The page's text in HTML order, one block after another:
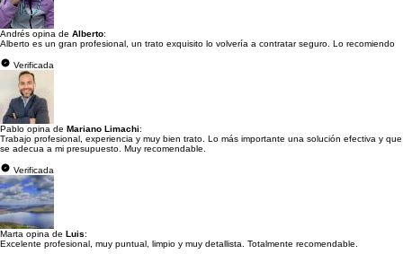
Andrés opina de Alberto:
Alberto es un gran profesional, un trato exquisito lo volvería a contratar seguro. Lo recomiendo
Verificada
Pablo opina de Mariano Limachi:
Trabajo profesional, experiencia y muy bien trato. Lo más importante una solución efectiva y que
se adecua a mi presupuesto. Muy recomendable.
Verificada
Marta opina de Luis:
Excelente profesional, muy puntual, limpio y muy detallista. Totalmente recomendable.